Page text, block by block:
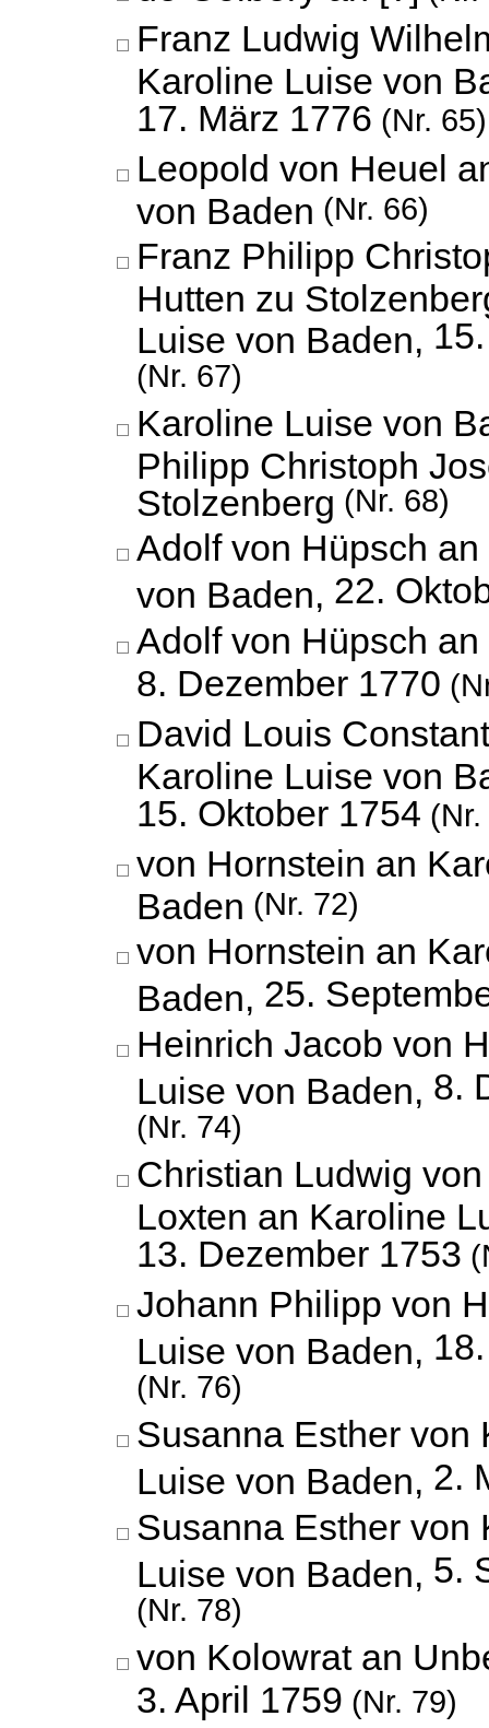
Franz Ludwig
Karoline Luise von
17. März 1776 (Nr. 65)
Leopold von Heuel
von Baden (Nr. 66)
Franz Philipp
Hutten zu
Luise von Baden,
(Nr. 67)
Karoline Luise von
Philipp Christoph
Stolzenberg (Nr. 68)
Adolf von Hüpsch
von Baden, 22.
Adolf von Hüpsch
8. Dezember 1770
David Louis
Karoline Luise von
15. Oktober 1754
von Hornstein an
Baden (Nr. 72)
von Hornstein an
Baden, 25.
Heinrich Jacob von
Luise von Baden, 8.
(Nr. 74)
Christian Ludwig
Loxten an Karoline
13. Dezember 1753
Johann Philipp von
Luise von Baden,
(Nr. 76)
Susanna Esther von
Luise von Baden, 2.
Susanna Esther von
Luise von Baden, 5.
(Nr. 78)
von Kolowrat an
3. April 1759 (Nr. 79)